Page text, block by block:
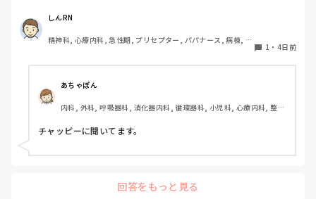
皆さんは看護記録を効率よく作成するために工夫しているこ
とはありますか。
しんRN
精神科, 心療内科, 急性期, プリセプター, パパナース, 病棟, 老
1 ・ 4日前
あちゃぽん
内科, 外科, 呼吸器科, 消化器内科, 循環器科, 小児科, 心療内科, 整形
合診療科, 救急科, 超急性期, ICU, CCU, HCU, その他の科, ママナー
ス, 外来, 神経内科, 脳神経外科, NICU, 消化器外科, 一般病院, 慢性
チャッピーに聞いてます。
回答をもっと見る